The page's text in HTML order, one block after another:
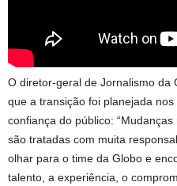
O diretor-geral de Jornalismo da
que a transição foi planejada
confiança do público:
são tratadas com muita
olhar para o time da Globo e
talento, a experiência, o